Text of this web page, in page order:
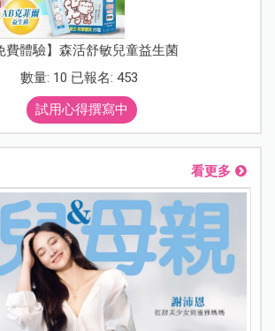
費體驗】森活舒敏兒童益生菌
數量: 10 已報名: 453
試用心得撰寫中
看更多